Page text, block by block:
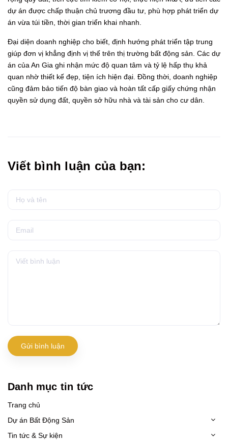
dự án được chấp thuận chủ trương đầu tư, phù hợp phát triển dự
án vừa túi tiền, thời gian triển khai nhanh.
Đại diện doanh nghiệp cho biết, định hướng phát triển tập trung
giúp đơn vị khẳng định vị thế trên thị trường bất động sản. Các dự
án của An Gia ghi nhận mức độ quan tâm và tỷ lệ hấp thụ khả
quan nhờ thiết kế đẹp, tiện ích hiện đại. Đồng thời, doanh nghiệp
cũng đảm bảo tiến độ bàn giao và hoàn tất cấp giấy chứng nhận
quyền sử dụng đất, quyền sở hữu nhà và tài sản cho cư dân.
Viết bình luận của bạn:
Gửi bình luận
Danh mục tin tức
Trang chủ
Dự án Bất Động Sản
Tin tức & Sự kiện